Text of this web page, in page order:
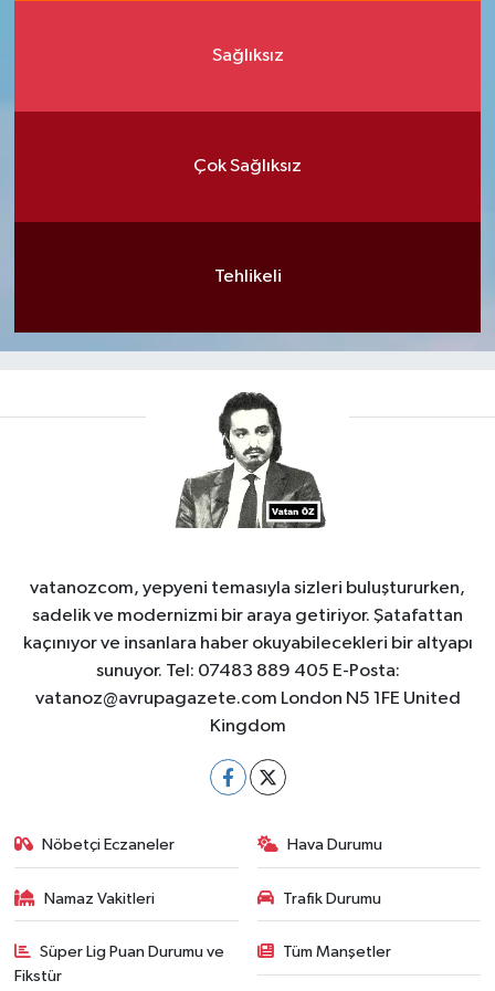
Sağlıksız
Çok Sağlıksız
Tehlikeli
vatanozcom, yepyeni temasıyla sizleri buluştururken,
sadelik ve modernizmi bir araya getiriyor. Şatafattan
kaçınıyor ve insanlara haber okuyabilecekleri bir altyapı
sunuyor. Tel: 07483 889 405 E-Posta:
vatanoz@avrupagazete.com London N5 1FE United
Kingdom
Nöbetçi Eczaneler Hava Durumu
Namaz Vakitleri Trafik Durumu
Süper Lig Puan Durumu ve
Fikstür
Tüm Manşetler